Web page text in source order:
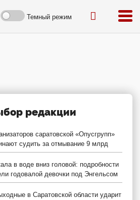
Темный режим
редакции
саратовской «Опусгрупп»
судить за отмывание 9 млрд
в воде вниз головой: подробности
годовалой девочки под Энгельсом
в Саратовской области ударит